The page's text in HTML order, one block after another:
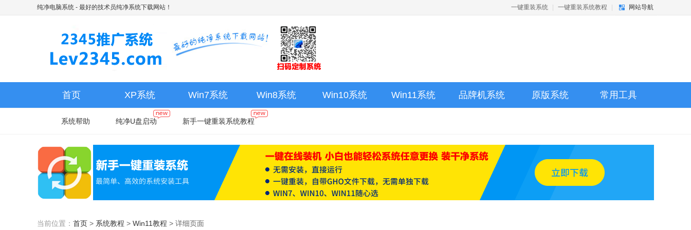
纯净电脑系统 - 最好的技术员纯净系统下载网站！ 一键重装系统 一键重装系统教程 网站导航
首页 XP系统 Win7系统 Win8系统 Win10系统 Win11系统 品牌机系统 原版系统 常用工具
系统帮助 纯净U盘启动 新手一键重装系统教程
当前位置： 首页 > 系统教程 > Win11教程 > 详细页面